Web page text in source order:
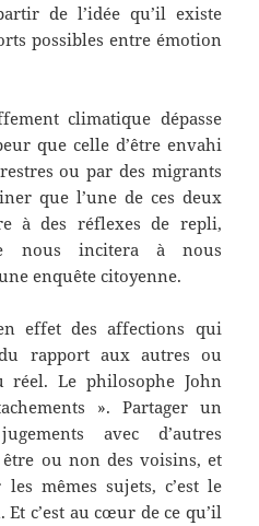
de l’idée qu’il existe
possibles entre émotion
climatique dépasse
que celle d’être envahi
ou par des migrants
que l’une de ces deux
à des réflexes de repli,
nous incitera à nous
enquête citoyenne.
effet des affections qui
rapport aux autres ou
Le philosophe John
». Partager un
avec d’autres
ou non des voisins, et
mêmes sujets, c’est le
c’est au cœur de ce qu’il